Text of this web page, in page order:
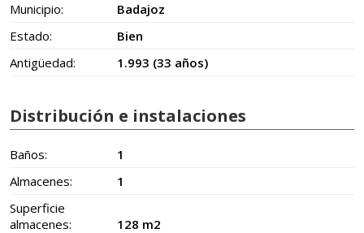
Municipio:
Badajoz
Estado:
Bien
Antigüedad:
1.993 (33 años)
Distribución e instalaciones
Baños:
1
Almacenes:
1
Superficie
almacenes:
128 m2